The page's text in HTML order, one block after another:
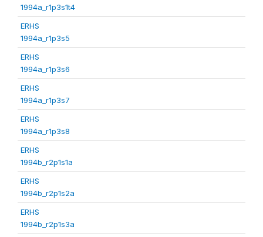
1994a_r1p3s1t4
ERHS
1994a_r1p3s5
ERHS
1994a_r1p3s6
ERHS
1994a_r1p3s7
ERHS
1994a_r1p3s8
ERHS
1994b_r2p1s1a
ERHS
1994b_r2p1s2a
ERHS
1994b_r2p1s3a